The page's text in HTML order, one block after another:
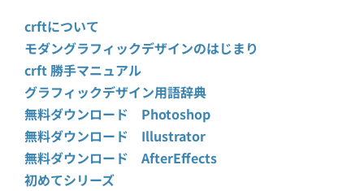
crftについて
モダングラフィックデザインのはじまり
crft 勝手マニュアル
グラフィックデザイン用語辞典
無料ダウンロード Photoshop
無料ダウンロード Illustrator
無料ダウンロード AfterEffects
初めてシリーズ